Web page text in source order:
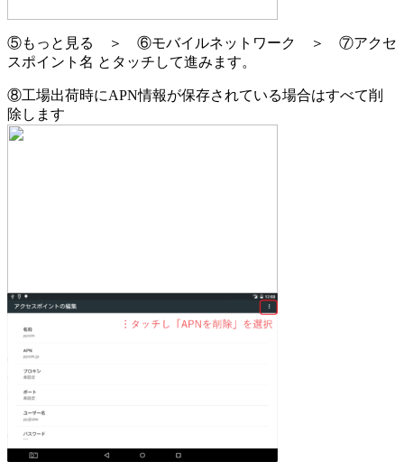
⑤もっと見る ＞ ⑥モバイルネットワーク ＞ ⑦アクセ
スポイント名 とタッチして進みます。
⑧工場出荷時にAPN情報が保存されている場合はすべて削
除します